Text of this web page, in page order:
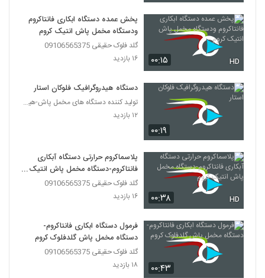
۰۰:۱۵ HD
پخش عمده دستگاه ابکاری فانتاکروم
ودستگاه مخمل پاش انتیک کروم
گلد فلوک حقیقی 09106565375
۱۶ بازدید
۰۰:۱۹
دستگاه هیدروگرافیک فلوکان استار
تولید کننده دستگاه های مخمل پاش-هیدروگرافیک-ابکاری
۱۲ بازدید
۰۰:۳۸ HD
پلاسماکروم حرارتی دستگاه آبکاری
فانتاکروم-دستگاه مخمل پاش انتیک
کروم
گلد فلوک حقیقی 09106565375
۱۶ بازدید
۰۰:۴۳
فرمول دستگاه ابکاری فانتاکروم-
دستگاه مخمل پاش گلدفلوک کروم
گلد فلوک حقیقی 09106565375
۱۸ بازدید